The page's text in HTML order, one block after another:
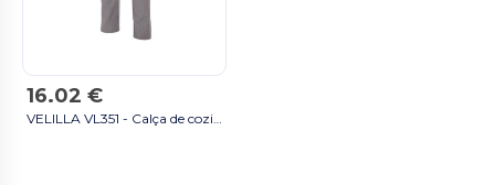
16.02 €
VELILLA VL351 - Calça de cozinheiro azul marinho